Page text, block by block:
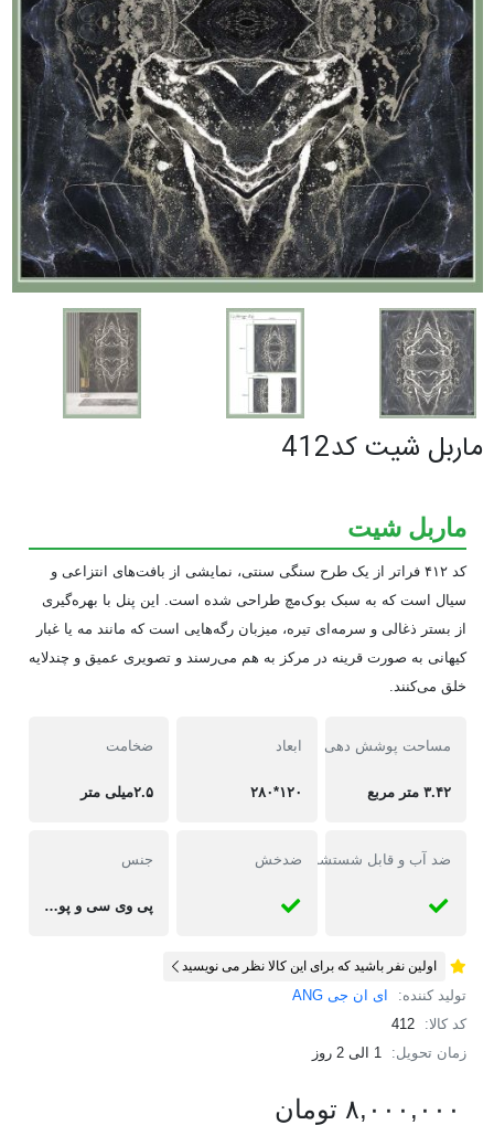
ماربل شیت کد412
ماربل شیت
​کد ۴۱۲ فراتر از یک طرح سنگی سنتی، نمایشی از بافت‌های انتزاعی و
سیال است که به سبک بوک‌مچ طراحی شده است. این پنل با بهره‌گیری
از بستر ذغالی و سرمه‌ای تیره، میزبان رگه‌هایی است که مانند مه یا غبار
کیهانی به صورت قرینه در مرکز به هم می‌رسند و تصویری عمیق و چندلایه
خلق می‌کنند.
مساحت پوشش دهی
۳.۴۲ متر مربع
ابعاد
۱۲۰*۲۸۰
ضخامت
۲.۵میلی متر
ضد آب و قابل شستشو ضدخش جنس
پی وی سی و پودر سنگ
اولین نفر باشید که برای این کالا نظر می نویسید
تولید کننده:
ای ان جی ANG
کد کالا:
412
زمان تحویل:
1 الی 2 روز
۸,۰۰۰,۰۰۰ تومان